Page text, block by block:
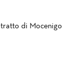
di Mocenigo